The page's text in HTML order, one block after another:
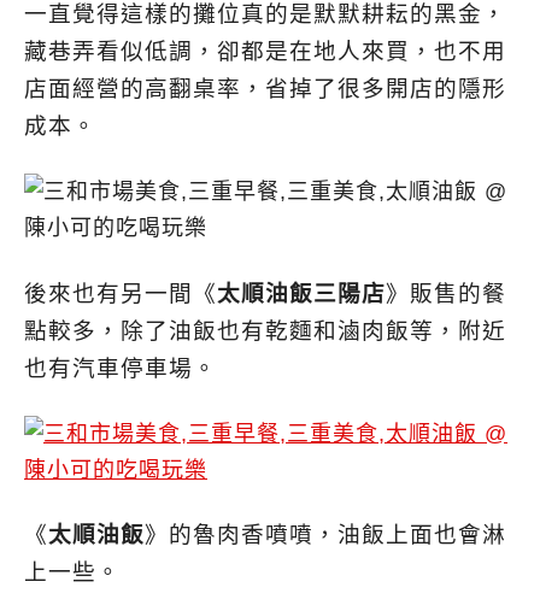
一直覺得這樣的攤位真的是默默耕耘的黑金，
藏巷弄看似低調，卻都是在地人來買，也不用
店面經營的高翻桌率，省掉了很多開店的隱形
成本 。
後來也有另一間 《太順油飯三陽店》販售的餐
點較多，除了油飯也有乾麵和滷肉飯等，附近
也有汽車停車場。
《太順油飯》的魯肉香噴噴，油飯上面也會淋
上一些。